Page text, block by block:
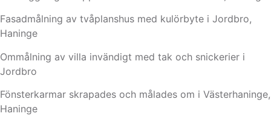
Fasadmålning av tvåplanshus med kulörbyte i Jordbro,
Haninge
Ommålning av villa invändigt med tak och snickerier i
Jordbro
Fönsterkarmar skrapades och målades om i Västerhaninge,
Haninge